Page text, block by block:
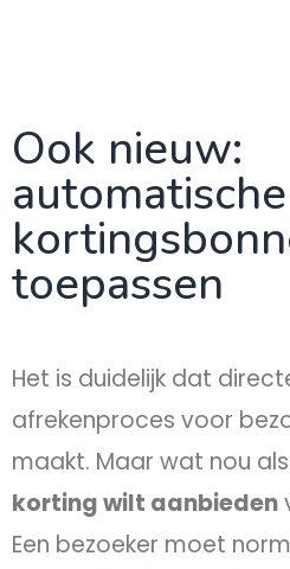
Ook nieuw:
automatische
toepassen
Het is duidelijk dat
afrekenproces voor
maakt. Maar wat nou
korting wilt aanbieden
Een bezoeker moet